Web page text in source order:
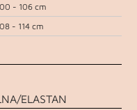
- 106 cm
- 114 cm
ELASTAN